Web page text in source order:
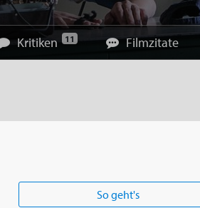
Kritiken 11 Filmzitate
So geht's